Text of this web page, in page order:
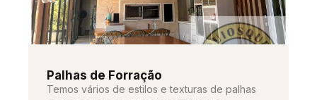
Palhas de Forração
Temos vários de estilos e texturas de palhas